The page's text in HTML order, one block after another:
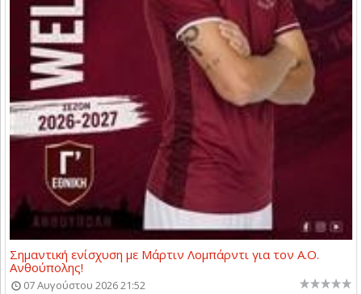
Σημαντική ενίσχυση με Μάρτιν Λομπάρντι για τον Α.Ο.
Ανθούπολης!
07 Αυγούστου 2026 21:52